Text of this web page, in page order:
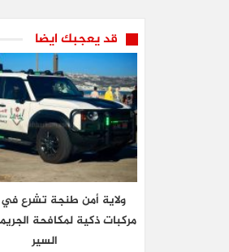
قد يعجبك ايضا
ولاية أمن طنجة تشرع
مركبات ذكية لمكافحة
السير